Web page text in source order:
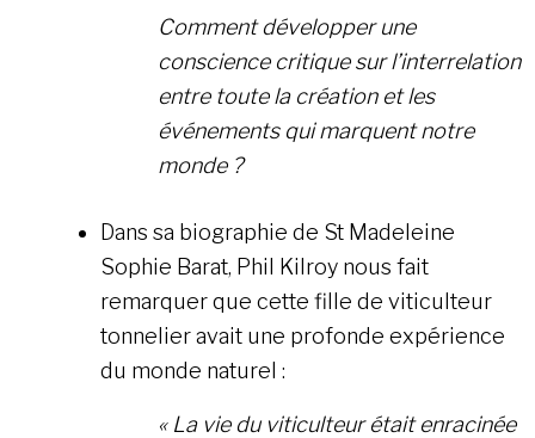
Comment développer une
conscience critique sur l’interrelation
entre toute la création et les
événements qui marquent notre
monde ?
Dans sa biographie de St Madeleine
Sophie Barat, Phil Kilroy nous fait
remarquer que cette fille de viticulteur
tonnelier avait une profonde expérience
du monde naturel :
« La vie du viticulteur était enracinée